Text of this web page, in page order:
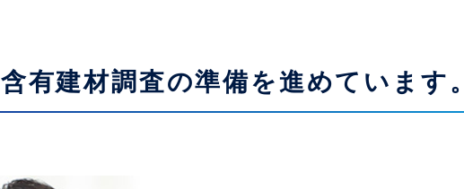
有建材調査の準備を進めています。